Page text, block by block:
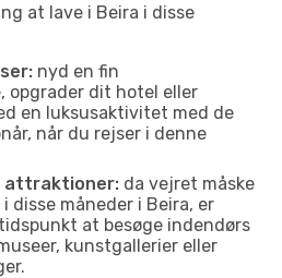
at lave i Beira i disse
nyd en fin
opgrader dit hotel eller
en luksusaktivitet med de
når du rejser i denne
attraktioner: da vejret måske
disse måneder i Beira, er
at besøge indendørs
kunstgallerier eller